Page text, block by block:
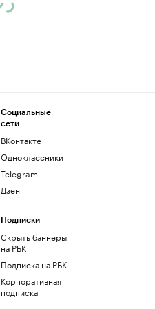
Социальные
сети
ВКонтакте
Одноклассники
Telegram
Дзен
Подписки
Скрыть баннеры
на РБК
Подписка на РБК
Корпоративная
подписка